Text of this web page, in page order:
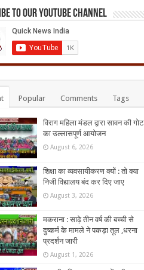
to our Youtube Channel
Popular Comments Tags
विराग महिला मंडल द्वारा सावन की गोट
का उल्लासपूर्ण आयोजन
August 6, 2026
शिक्षा का व्यवसायीकरण क्यों : तो क्या
निजी विद्यालय बंद कर दिए जाए
August 3, 2026
मकराना : साढ़े तीन वर्ष की बच्ची से
दुष्कर्म के मामले ने पकड़ा तूल ,धरना
प्रदर्शन जारी
August 1, 2026